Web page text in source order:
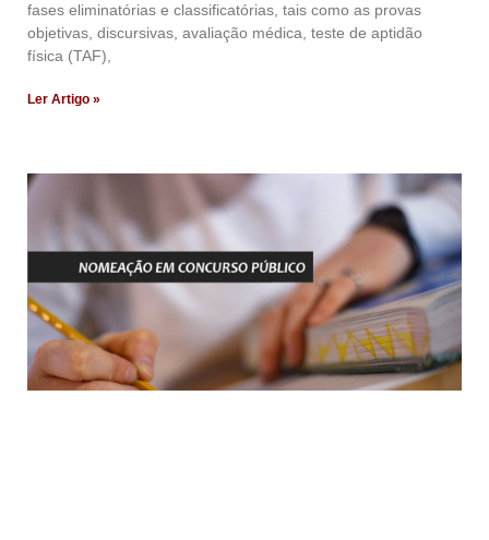
fases eliminatórias e classificatórias, tais como as provas
objetivas, discursivas, avaliação médica, teste de aptidão
física (TAF),
Ler Artigo »